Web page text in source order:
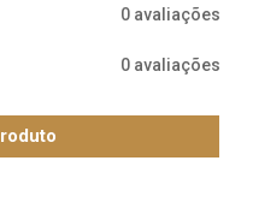
0 avaliações
0 avaliações